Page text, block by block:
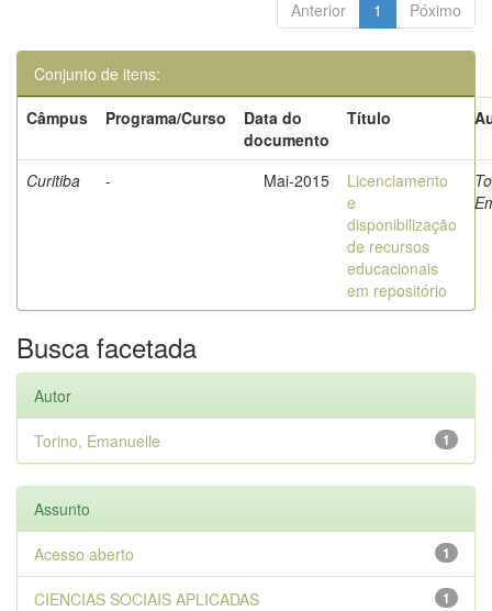
Anterior 1 Póximo
Conjunto de itens:
Câmpus
Programa/Curso
Data do
documento
Título
Curitiba - Mai-2015
Licenciamento
e
disponibilização
de recursos
educacionais
em repositório
Busca facetada
Autor
1
Torino, Emanuelle
Assunto
1
Acesso aberto
1
CIENCIAS SOCIAIS APLICADAS